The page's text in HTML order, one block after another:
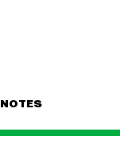
NOTES